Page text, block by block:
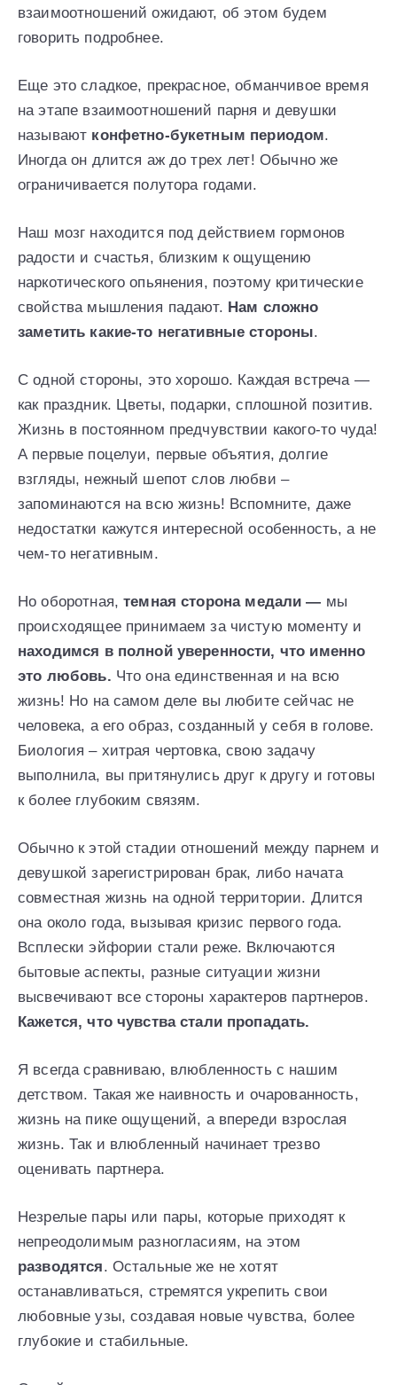
взаимоотношений ожидают, об этом будем
говорить подробнее.
Еще это сладкое, прекрасное, обманчивое время
на этапе взаимоотношений парня и девушки
называют конфетно-букетным периодом.
Иногда он длится аж до трех лет! Обычно же
ограничивается полутора годами.
Наш мозг находится под действием гормонов
радости и счастья, близким к ощущению
наркотического опьянения, поэтому критические
свойства мышления падают. Нам сложно
заметить какие-то негативные стороны.
С одной стороны, это хорошо. Каждая встреча —
как праздник. Цветы, подарки, сплошной позитив.
Жизнь в постоянном предчувствии какого-то чуда!
А первые поцелуи, первые объятия, долгие
взгляды, нежный шепот слов любви –
запоминаются на всю жизнь! Вспомните, даже
недостатки кажутся интересной особенность, а не
чем-то негативным.
Но оборотная,темная сторона медали — мы
происходящее принимаем за чистую моменту и
находимся в полной уверенности, что именно
это любовь. Что она единственная и на всю
жизнь! Но на самом деле вы любите сейчас не
человека, а его образ, созданный у себя в голове.
Биология – хитрая чертовка, свою задачу
выполнила, вы притянулись друг к другу и готовы
к более глубоким связям.
Обычно к этой стадии отношений между парнем и
девушкой зарегистрирован брак, либо начата
совместная жизнь на одной территории. Длится
она около года, вызывая кризис первого года.
Всплески эйфории стали реже. Включаются
бытовые аспекты, разные ситуации жизни
высвечивают все стороны характеров партнеров.
Кажется, что чувства стали пропадать.
Я всегда сравниваю, влюбленность с нашим
детством. Такая же наивность и очарованность,
жизнь на пике ощущений, а впереди взрослая
жизнь. Так и влюбленный начинает трезво
оценивать партнера.
Незрелые пары или пары, которые приходят к
непреодолимым разногласиям, на этом
разводятся. Остальные же не хотят
останавливаться, стремятся укрепить свои
любовные узы, создавая новые чувства, более
глубокие и стабильные.